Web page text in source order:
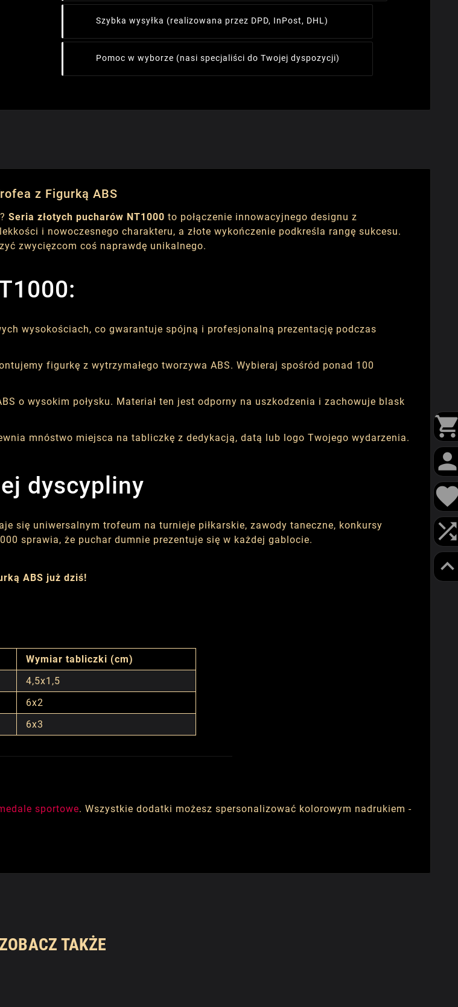
Szybka wysyłka (realizowana przez DPD, InPost, DHL)
Pomoc w wyborze (nasi specjaliści do Twojej dyspozycji)
z Figurką ABS
Seria złotych pucharów NT1000 to połączenie innowacyjnego designu z
i nowoczesnego charakteru, a złote wykończenie podkreśla rangę sukcesu.
zwycięzcom coś naprawdę unikalnego.
wysokościach, co gwarantuje spójną i profesjonalną prezentację podczas
figurkę z wytrzymałego tworzywa ABS. Wybieraj spośród ponad 100
o wysokim połysku. Materiał ten jest odporny na uszkodzenia i zachowuje blask
mnóstwo miejsca na tabliczkę z dedykacją, datą lub logo Twojego wydarzenia.
dyscypliny
się uniwersalnym trofeum na turnieje piłkarskie, zawody taneczne, konkursy
sprawia, że puchar dumnie prezentuje się w każdej gablocie.
ABS już dziś!
Wymiar tabliczki (cm)
4,5x1,5
6x2
6x3
sportowe. Wszystkie dodatki możesz spersonalizować kolorowym nadrukiem -
ZOBACZ TAKŻE